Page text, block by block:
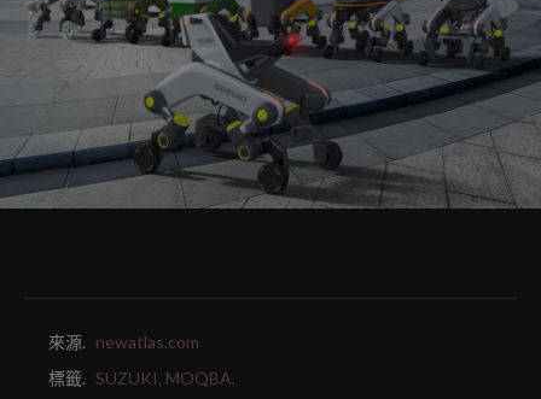
來源. newatlas.com
標籤. SUZUKI, MOQBA,